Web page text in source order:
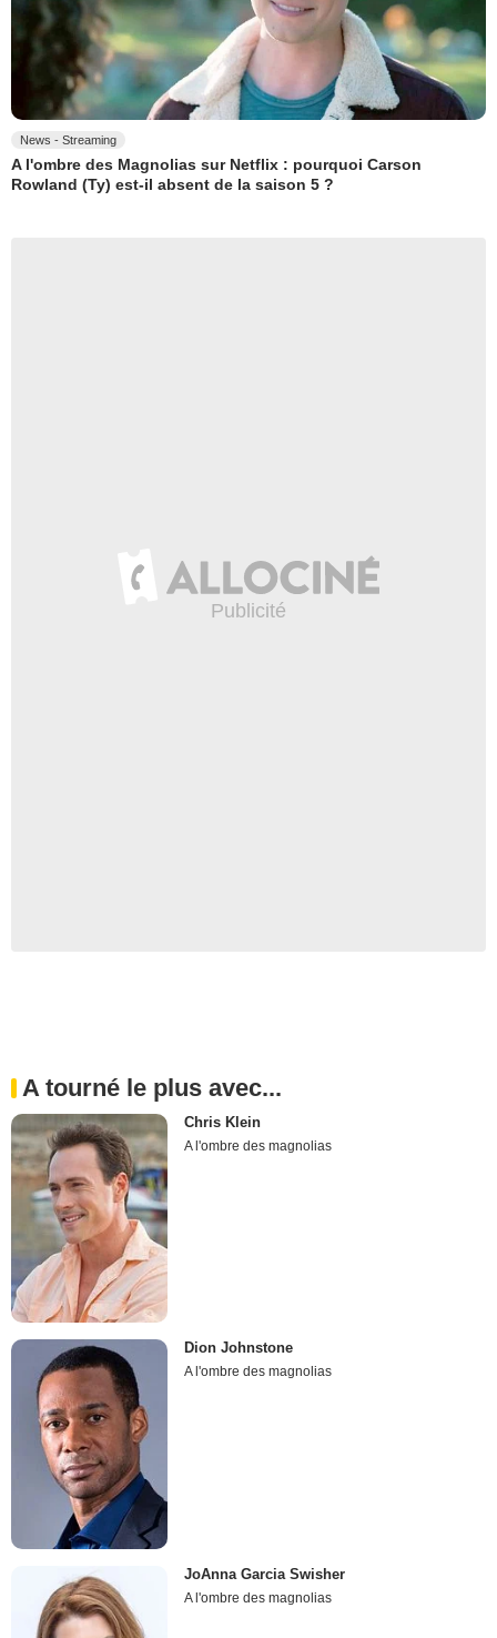
News - Streaming
A l'ombre des Magnolias sur Netflix : pourquoi Carson
Rowland (Ty) est-il absent de la saison 5 ?
A tourné le plus avec...
Chris Klein
A l'ombre des magnolias
Dion Johnstone
A l'ombre des magnolias
JoAnna Garcia Swisher
A l'ombre des magnolias